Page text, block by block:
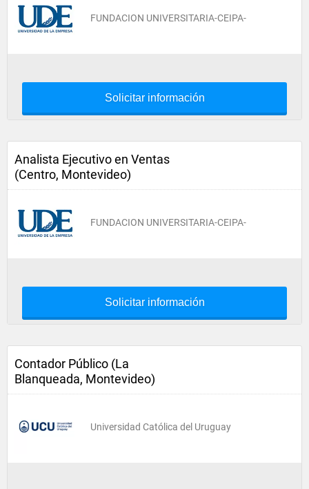
FUNDACION UNIVERSITARIA-CEIPA-
Solicitar información
Analista Ejecutivo en Ventas
(Centro, Montevideo)
FUNDACION UNIVERSITARIA-CEIPA-
Solicitar información
Contador Público (La
Blanqueada, Montevideo)
Universidad Católica del Uruguay